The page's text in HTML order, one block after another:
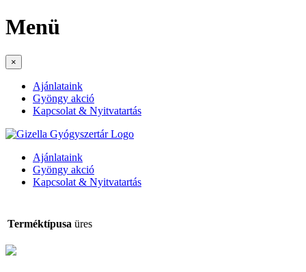
Menü
×
Ajánlataink
Gyöngy akció
Kapcsolat & Nyitvatartás
Ajánlataink
Gyöngy akció
Kapcsolat & Nyitvatartás
Terméktípusa üres